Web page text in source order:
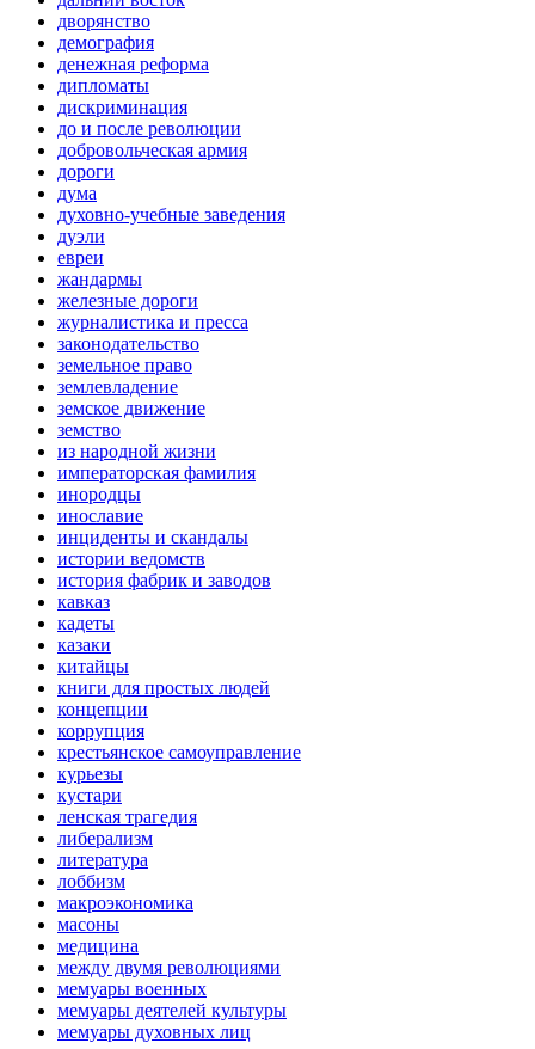
дворянство
демография
денежная реформа
дипломаты
дискриминация
до и после революции
добровольческая армия
дороги
дума
духовно-учебные заведения
дуэли
евреи
жандармы
железные дороги
журналистика и пресса
законодательство
земельное право
землевладение
земское движение
земство
из народной жизни
императорская фамилия
инородцы
инославие
инциденты и скандалы
истории ведомств
история фабрик и заводов
кавказ
кадеты
казаки
китайцы
книги для простых людей
концепции
коррупция
крестьянское самоуправление
курьезы
кустари
ленская трагедия
либерализм
литература
лоббизм
макроэкономика
масоны
медицина
между двумя революциями
мемуары военных
мемуары деятелей культуры
мемуары духовных лиц